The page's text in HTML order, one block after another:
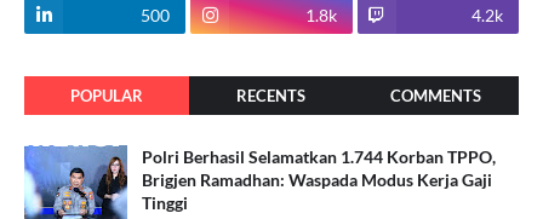
500 1.8k 4.2k
POPULAR RECENTS COMMENTS
Polri Berhasil Selamatkan 1.744 Korban TPPO,
Brigjen Ramadhan: Waspada Modus Kerja Gaji
Tinggi